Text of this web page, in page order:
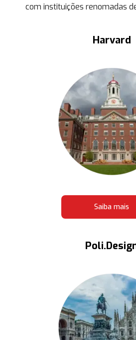
com instituições renomadas
Harvard
Saiba mais